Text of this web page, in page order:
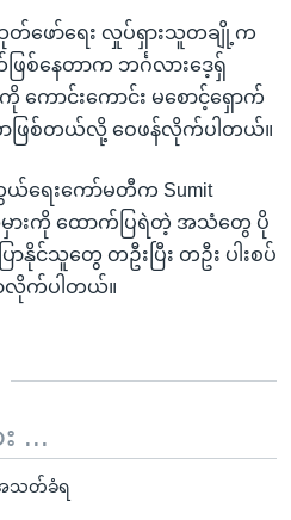
ဖော်ရေး လှုပ်ရှားသူတချို့က
နေတာက ဘင်္ဂလားဒေ့ရှ်
ောင်းကောင်း မစောင့်ရှောက်
ဖြစ်တယ်လို့ ဝေဖန်လိုက်ပါတယ်။
ရေးကော်မတီက Sumit
မှားကို ထောက်ပြရဲတဲ့ အသံတွေ ပို
ာနိုင်သူတွေ တဦးပြီး တဦး ပါးစပ်
လိုက်ပါတယ်။
...
အသတ်ခံရ